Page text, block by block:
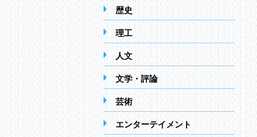
歴史
理工
人文
文学・評論
芸術
エンターテイメント